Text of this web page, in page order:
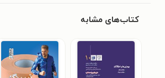
کتاب‌های مشابه